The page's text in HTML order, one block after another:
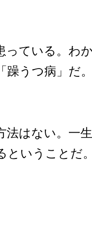
っている。わ
躁うつ病」だ
法はない。一
ということだ